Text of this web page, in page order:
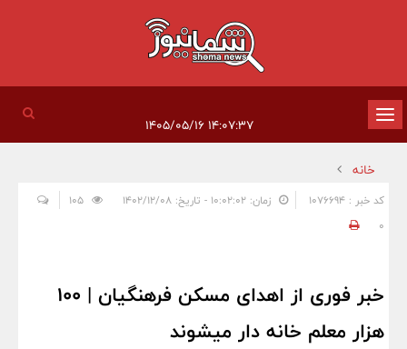
تغییر
وضعیت
ناوبری
خانه
کد خبر : 1076694 زمان: ۱۰:۰۲:۰۲ - تاریخ: ۱۴۰۲/۱۲/۰۸
0
خبر فوری از اهدای مسکن فرهنگیان | 100
هزار معلم خانه دار میشوند